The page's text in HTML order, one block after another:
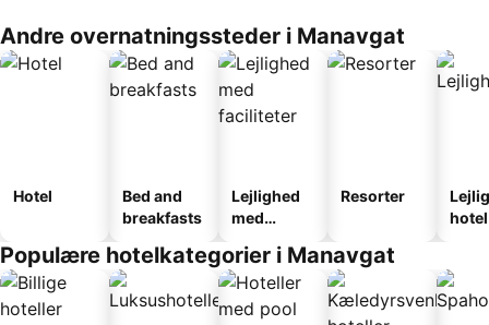
Andre overnatningssteder i Manavgat
Hotel
Bed and
breakfasts
Lejlighed
med
Resorter
hotel
Populære hotelkategorier i Manavgat